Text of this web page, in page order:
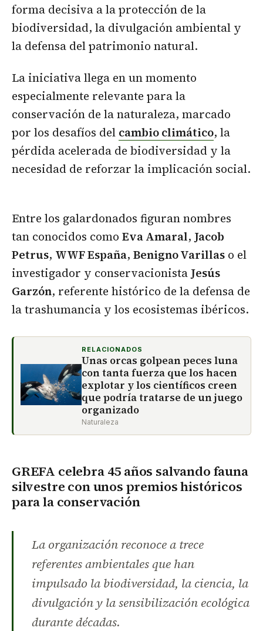
forma decisiva a la protección de la
biodiversidad, la divulgación ambiental y
la defensa del patrimonio natural.
La iniciativa llega en un momento
especialmente relevante para la
conservación de la naturaleza, marcado
por los desafíos del cambio climático, la
pérdida acelerada de biodiversidad y la
necesidad de reforzar la implicación social.
Entre los galardonados figuran nombres
tan conocidos como Eva Amaral, Jacob
Petrus, WWF España, Benigno Varillas o el
investigador y conservacionista Jesús
Garzón, referente histórico de la defensa de
la trashumancia y los ecosistemas ibéricos.
RELACIONADOS
Unas orcas golpean peces luna
con tanta fuerza que los hacen
explotar y los científicos creen
que podría tratarse de un juego
organizado
Naturaleza
GREFA celebra 45 años salvando fauna
silvestre con unos premios históricos
para la conservación
La organización reconoce a trece
referentes ambientales que han
impulsado la biodiversidad, la ciencia, la
divulgación y la sensibilización ecológica
durante décadas.